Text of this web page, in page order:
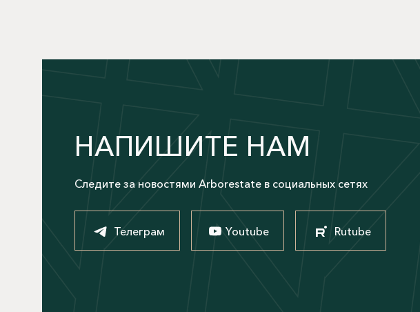
НАПИШИТЕ НАМ
Следите за новостями Arborestate в социальных сетях
Телеграм Youtube Rutube